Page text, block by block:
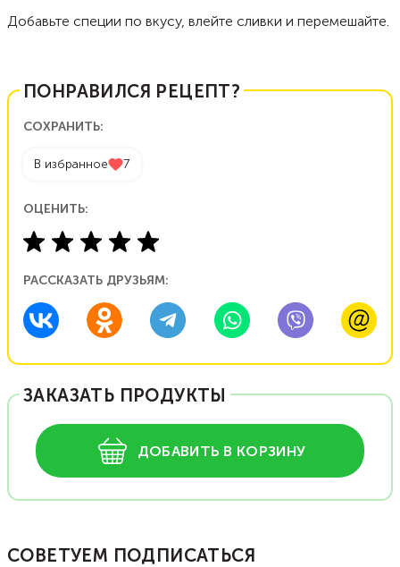
Добавьте специи по вкусу, влейте сливки и перемешайте.
ПОНРАВИЛСЯ РЕЦЕПТ?
СОХРАНИТЬ:
В избранное 7
ОЦЕНИТЬ:
РАССКАЗАТЬ ДРУЗЬЯМ:
ЗАКАЗАТЬ ПРОДУКТЫ
ДОБАВИТЬ В КОРЗИНУ
СОВЕТУЕМ ПОДПИСАТЬСЯ